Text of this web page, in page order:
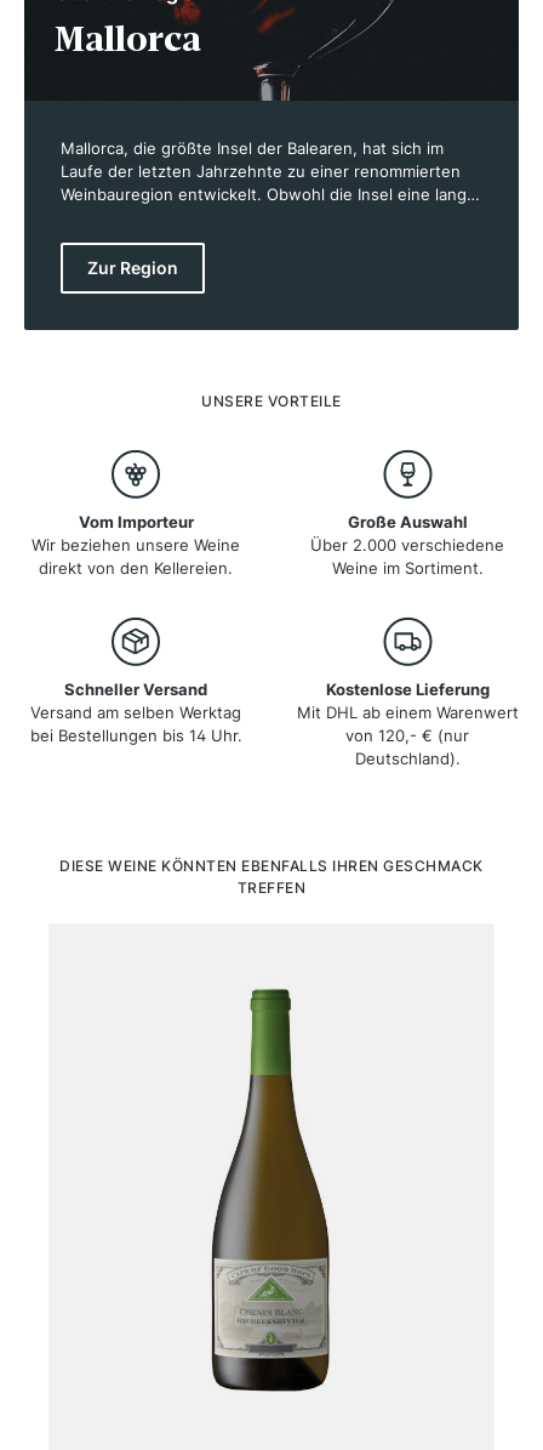
Mallorca
Mallorca, die größte Insel der Balearen, hat sich im
Laufe der letzten Jahrzehnte zu einer renommierten
Weinbauregion entwickelt. Obwohl die Insel eine lange
Reblausplage Ende des 19. Jahrhunderts fast in
Vergessenheit. Erst durch den Tourismusboom in den
Jahren in einem Qualitätsschub gipfelte. Heute steht
Zur Region
UNSERE VORTEILE
Vom Importeur
Wir beziehen unsere Weine
direkt von den Kellereien.
Große Auswahl
Über 2.000 verschiedene
Weine im Sortiment.
Schneller Versand
Versand am selben Werktag
bei Bestellungen bis 14 Uhr.
Kostenlose Lieferung
Mit DHL ab einem Warenwert
von 120,- € (nur
Deutschland).
Produktgalerie überspringen
DIESE WEINE KÖNNTEN EBENFALLS IHREN GESCHMACK
TREFFEN